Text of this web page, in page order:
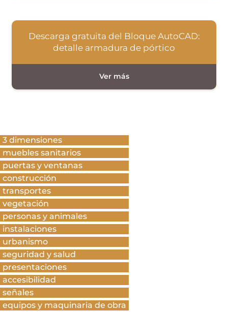
Descarga gratuita del Bloque AutoCAD:
detalle armadura de pórtico
3 dimensiones
muebles sanitarios
puertas y ventanas
construcción
transportes
vegetación
personas y animales
instalaciones
urbanismo
seguridad y salud
presentaciones
accesibilidad
señales
equipos y maquinaria de obra